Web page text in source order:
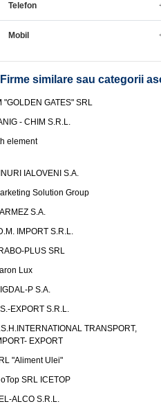
Telefon
Mobil
Firme similare sau categorii
"GOLDEN GATES" SRL
- CHIM S.R.L.
element
IALOVENI S.A.
Solution Group
S.A.
IMPORT S.R.L.
PLUS SRL
Lux
P S.A.
EXPORT S.R.L.
TRANSPORT,
EXPORT
"Aliment Ulei"
SRL ICETOP
ALCO S.R.L.